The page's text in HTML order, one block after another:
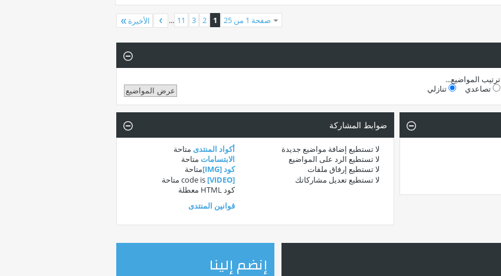
صفحة 1 من 25 1
2
3
11
... الأخيرة
ترتيب المواضيع...
تصاعدي
تنازلي
ضوابط المشاركة
لا تستطيع إضافة مواضيع جديدة
لا تستطيع الرد على المواضيع
لا تستطيع إرفاق ملفات
لا تستطيعتعديل مشاركاتك
أكواد المنتدى متاحة
الابتسامات متاحة
كود [IMG]
متاحة
[VIDEO]
متاحة
كود HTML
معطلة
قوانين المنتدى
إنضم إلينا